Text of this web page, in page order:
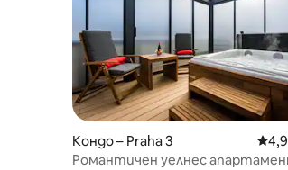
Кондо – Praha 3
Романтичен уелнес